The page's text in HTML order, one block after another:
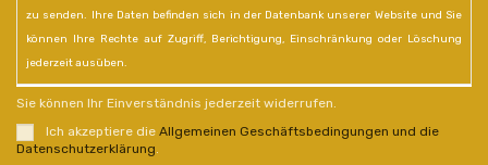
zu senden. Ihre Daten befinden sich in der Datenbank unserer Website und Sie
können Ihre Rechte auf Zugriff, Berichtigung, Einschränkung oder Löschung
jederzeit ausüben.
Sie können Ihr Einverständnis jederzeit widerrufen.
Ich akzeptiere die Allgemeinen Geschäftsbedingungen und die
Datenschutzerklärung